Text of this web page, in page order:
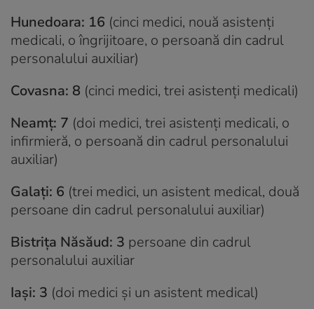
Hunedoara: 16 (cinci medici, nouă asistenți
medicali, o îngrijitoare, o persoană din cadrul
personalului auxiliar)
Covasna: 8 (cinci medici, trei asistenți medicali)
Neamț: 7 (doi medici, trei asistenți medicali, o
infirmieră, o persoană din cadrul personalului
auxiliar)
Galați: 6 (trei medici, un asistent medical, două
persoane din cadrul personalului auxiliar)
Bistrița Năsăud: 3 persoane din cadrul
personalului auxiliar
Iași: 3 (doi medici și un asistent medical)